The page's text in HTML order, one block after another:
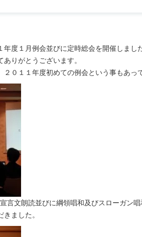
度１月例会並びに定時総会を開催しました
りがとうございます。
０１１年度初めての例会という事もあっ
言文朗読並びに綱領唱和及びスローガン唱
ました。